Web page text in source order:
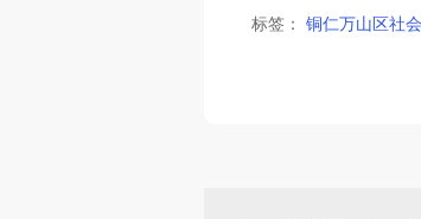
标签： 铜仁万山区社